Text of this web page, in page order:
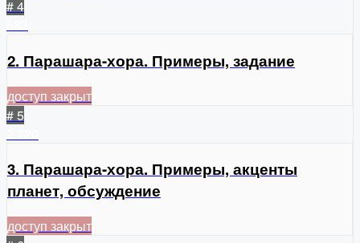
# 4
2. Парашара-хора. Примеры, задание
доступ закрыт
# 5
3. Парашара-хора. Примеры, акценты
планет, обсуждение
доступ закрыт